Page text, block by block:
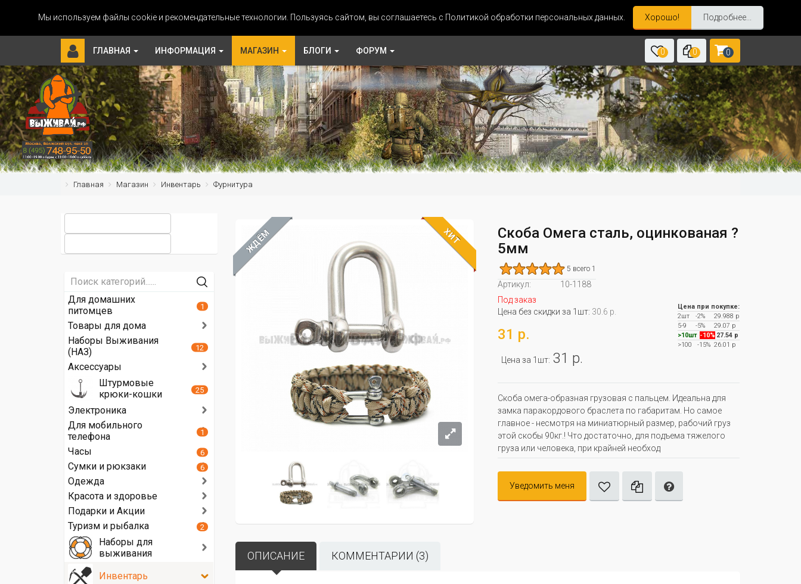
Мы используем файлы cookie и рекомендательные технологии. Пользуясь сайтом, вы соглашаетесь с Политикой обработки персональных данных. Хорошо! Подробнее...
ГЛАВНАЯ ИНФОРМАЦИЯ МАГАЗИН БЛОГИ ФОРУМ 0 0 0
Главная Магазин Инвентарь Фурнитура
ЖДЁМ ХИТ
Скоба Омега сталь, оцинкованая ?
5мм
5 всего 1
Артикул:
10-1188
Под заказ
Цена без скидки за 1шт: 30.6 р.
31 р.
Цена за 1шт: 31 р.
Цена при покупке:
2шт
-2%
29.988 р
5-9
-5%
29.07 р
>10шт -10% 27.54 р
>100
-15%26.01 р
Скоба омега-образная грузовая с пальцем. Идеальна для
замка паракордового браслета по габаритам. Но самое
главное - несмотря на миниатюрный размер, рабочий груз
этой скобы 90кг.! Что достаточно, для подъема тяжелого
груза или человека, при крайней необход
Уведомить меня
ОПИСАНИЕ КОММЕНТАРИИ (3)
Для домашних
питомцев
1
Товары для дома
Наборы Выживания
(НАЗ)
12
Аксессуары
Штурмовые
крюки-кошки
25
Электроника
Для мобильного
телефона
1
Часы 6
Сумки и рюкзаки 6
Одежда
Красота и здоровье
Подарки и Акции
Туризм и рыбалка
2
Наборы для
выживания
Инвентарь